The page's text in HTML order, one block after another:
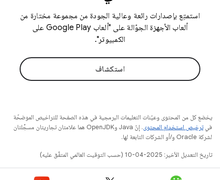
استمتِع بإصدارات رائعة وعالية الجودة من مجموعة مختارة من
ألعاب الأجهزة الجوّالة على "ألعاب Google Play على
الكمبيوتر".
استكشاف
يخضع كل من المحتوى وعيّنات التعليمات البرمجية في هذه الصفحة للتراخيص الموضحّة
فيترخيص استخدام المحتوى
. إنّ Java وOpenJDK هما علامتان تجاريتان مسجَّلتان
لشركة Oracle و/أو الشركات التابعة لها.
تاريخ التعديل الأخير: 2025-04-10 (حسب التوقيت العالمي المتفَّق عليه)